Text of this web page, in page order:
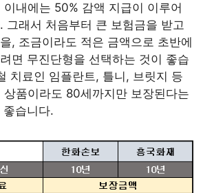
내에는 50% 감액 지급이 이루어
그래서 처음부터 큰 보험금을 받고
, 조금이라도 적은 금액으로 초반에
면 무진단형을 선택하는 것이 좋습
치료인 임플란트, 틀니, 브릿지 등
품이라도 80세까지만 보장된다는
습니다.